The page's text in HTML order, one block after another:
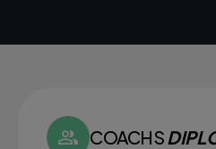
COACHS